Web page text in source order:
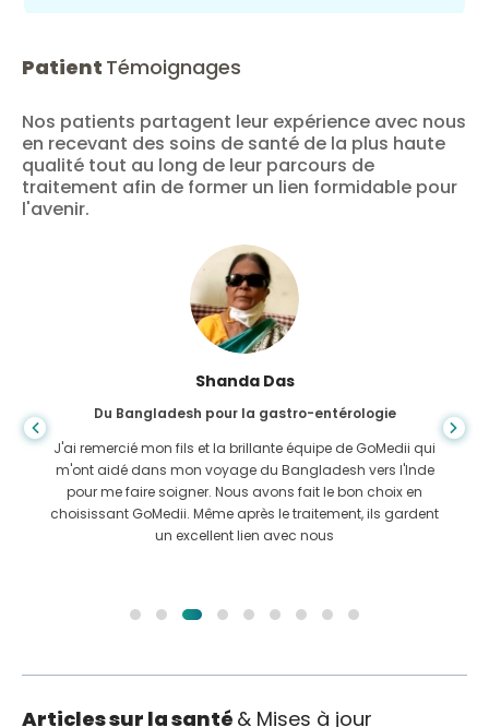
Patient Témoignages
Nos patients partagent leur expérience avec nous
en recevant des soins de santé de la plus haute
qualité tout au long de leur parcours de
traitement afin de former un lien formidable pour
l'avenir.
Shanda Das
Du Bangladesh pour la gastro-entérologie
J'ai remercié mon fils et la brillante équipe de GoMedii qui
m'ont aidé dans mon voyage du Bangladesh vers l'Inde
pour me faire soigner. Nous avons fait le bon choix en
choisissant GoMedii. Même après le traitement, ils gardent
un excellent lien avec nous
Articles sur la santé & Mises à jour